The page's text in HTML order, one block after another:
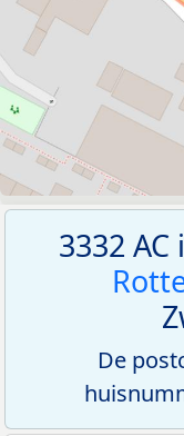
3332
De